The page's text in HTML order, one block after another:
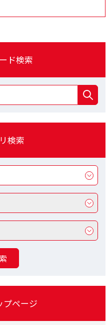
ド検索
検索
プページ